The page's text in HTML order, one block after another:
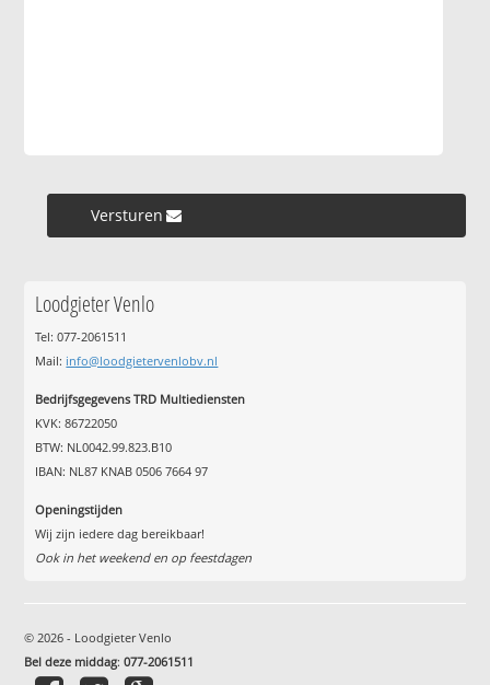
Versturen »
Loodgieter Venlo
Tel: 077-2061511
Mail: info@loodgietervenlobv.nl
Bedrijfsgegevens TRD Multiediensten
KVK: 86722050
BTW: NL0042.99.823.B10
IBAN: NL87 KNAB 0506 7664 97
Openingstijden
Wij zijn iedere dag bereikbaar!
Ook in het weekend en op feestdagen
© 2026 - Loodgieter Venlo
Bel deze middag:077-2061511